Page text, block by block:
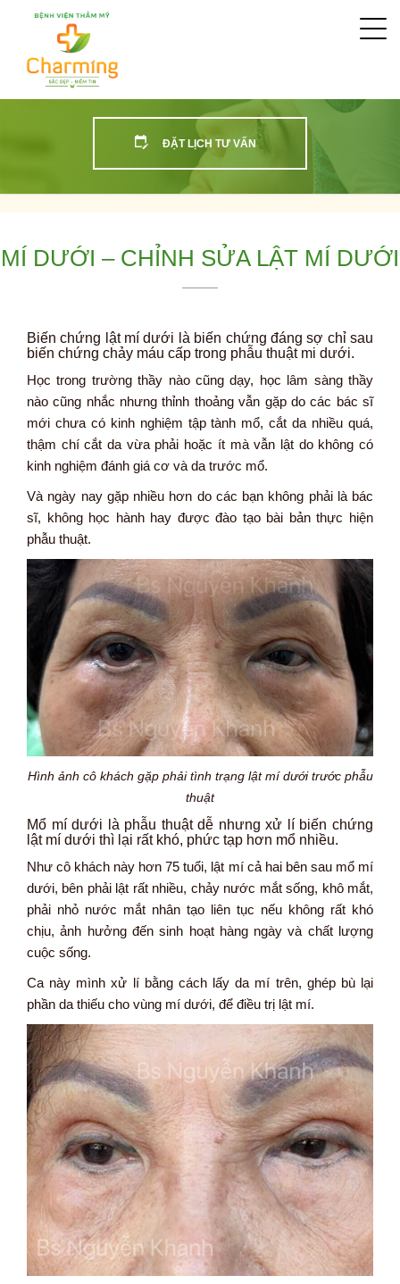
ĐẶT LỊCH TƯ VẤN
MÍ DƯỚI – CHỈNH SỬA LẬT MÍ DƯỚI
Biến chứng lật mí dưới là biến chứng đáng sợ chỉ sau
biến chứng chảy máu cấp trong phẫu thuật mi dưới.
Học trong trường thầy nào cũng dạy, học lâm sàng thầy
nào cũng nhắc nhưng thỉnh thoảng vẫn gặp do các bác sĩ
mới chưa có kinh nghiệm tập tành mổ, cắt da nhiều quá,
thậm chí cắt da vừa phải hoặc ít mà vẫn lật do không có
kinh nghiệm đánh giá cơ và da trước mổ.
Và ngày nay gặp nhiều hơn do các bạn không phải là bác
sĩ, không học hành hay được đào tạo bài bản thực hiện
phẫu thuật.
Hình ảnh cô khách gặp phải tình trạng lật mí dưới trước phẫu
thuật
Mổ mí dưới là phẫu thuật dễ nhưng xử lí biến chứng
lật mí dưới thì lại rất khó, phức tạp hơn mổ nhiều.
Như cô khách này hơn 75 tuổi, lật mí cả hai bên sau mổ mí
dưới, bên phải lật rất nhiều, chảy nước mắt sống, khô mắt,
phải nhỏ nước mắt nhân tạo liên tục nếu không rất khó
chịu, ảnh hưởng đến sinh hoạt hàng ngày và chất lượng
cuộc sống.
Ca này mình xử lí bằng cách lấy da mí trên, ghép bù lại
phần da thiếu cho vùng mí dưới, để điều trị lật mí.